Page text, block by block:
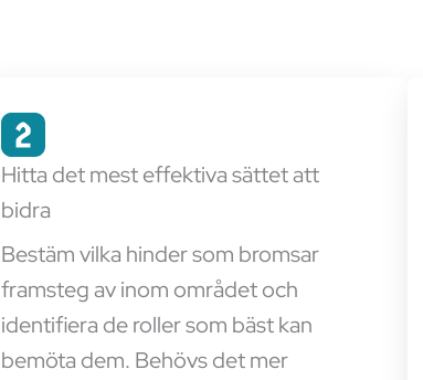
Hitta det mest effektiva sättet att
bidra
Bestäm vilka hinder som bromsar
framsteg av inom området och
identifiera de roller som bäst kan
bemöta dem. Behövs det mer